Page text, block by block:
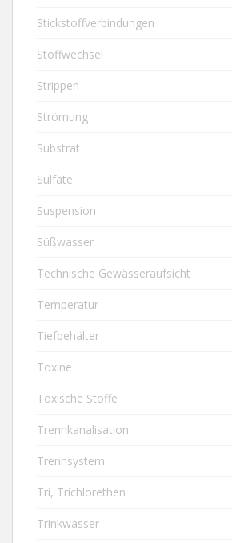
Stickstoffverbindungen
Stoffwechsel
Strippen
Strömung
Substrat
Sulfate
Suspension
Süßwasser
Technische Gewässeraufsicht
Temperatur
Tiefbehälter
Toxine
Toxische Stoffe
Trennkanalisation
Trennsystem
Tri, Trichlorethen
Trinkwasser